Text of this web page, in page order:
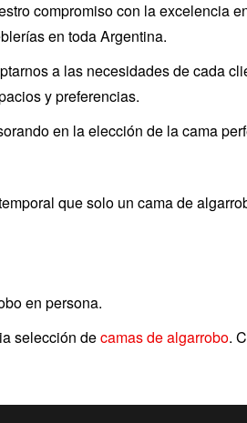
compromiso con la excelencia
en toda Argentina.
a las necesidades de cada
y preferencias.
en la elección de la cama
que solo un cama de
en persona.
selección decamas de algarrobo.